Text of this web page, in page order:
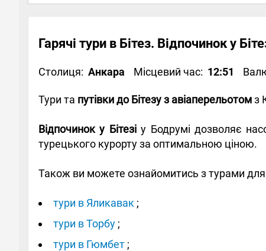
Гарячі тури в Бітез. Відпочинок у
Столиця: Анкара Місцевий час: 12:51
Тури та путівки до Бітезу з авіаперельотомз
Відпочинок у Бітезіу Бодрумі дозволяє
турецького курорту за оптимальною ціною.
Також ви можете ознайомитись з турами
тури в Яликавак ;
тури в Торбу ;
тури в Гюмбет ;